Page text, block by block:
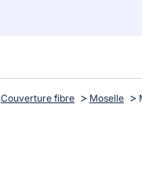
Couverture fibre Moselle